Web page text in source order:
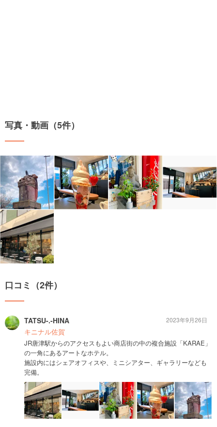
写真・動画（5件）
口コミ（2件）
TATSU-.-HINA
キニナル佐賀
JR唐津駅からのアクセスもよい商店街の中の複合施設「KARAE」
の一角にあるアートなホテル。
施設内にはシェアオフィスや、ミニシアター、ギャラリーなども
完備。
2023年9月26日